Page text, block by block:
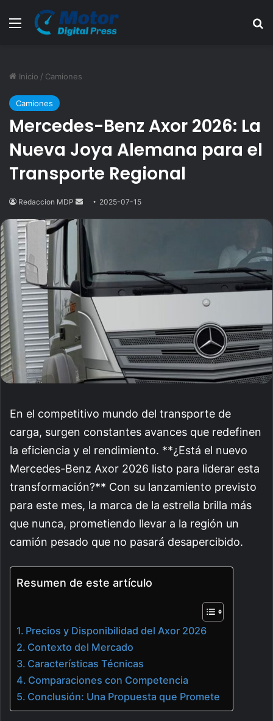
Menú
Inicio / Camiones
Camiones
Mercedes-Benz Axor 2026: La
Nueva Joya Alemana para el
Transporte Regional
Redaccion MDP
Send
email
2025-07-15
En el competitivo mundo del transporte de
carga, surgen constantes avances que redefinen
la eficiencia y el rendimiento. **¿Está el nuevo
Mercedes-Benz Axor 2026 listo para liderar esta
transformación?** Con su lanzamiento previsto
para este mes, la marca de la estrella brilla más
que nunca, prometiendo llevar a la región un
camión pesado que no pasará desapercibido.
Resumen de este artículo
Precios y Disponibilidad del Axor 2026
Contexto del Mercado
Características Técnicas
Comparaciones con Competencia
Conclusión: Una Propuesta que Promete